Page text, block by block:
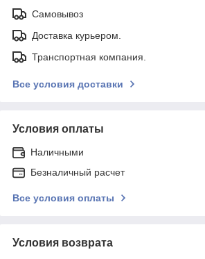
Самовывоз
Доставка курьером.
Транспортная компания.
Все условия доставки
Условия оплаты
Наличными
Безналичный расчет
Все условия оплаты
Условия возврата